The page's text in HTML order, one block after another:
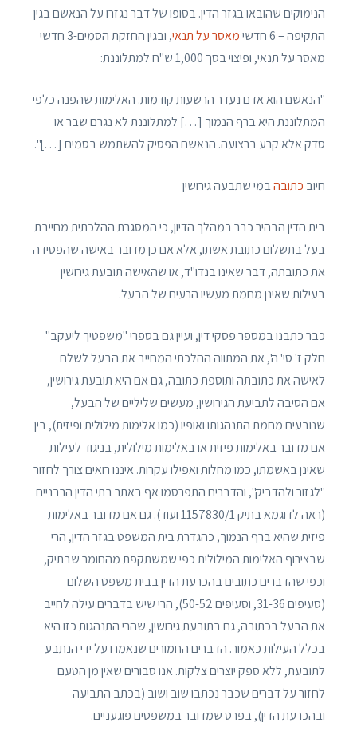
הנימוקים שהובאו בגזר הדין. בסופו של דבר נגזרו על הנאשם בגין
התקיפה – 6 חדשי
מאסר על תנאי
, ובגין החזקת הסמים-3 חדשי
מאסר על תנאי, ופיצוי בסך 1,000 ש"ח למתלוננת:
"הנאשם הוא אדם נעדר הרשעות קודמות. האלימות שהפנה כלפי
המתלוננת היא ברף הנמוך […] למתלוננת לא נגרם שבר או
סדק אלא קרע ברצועה. הנאשם הפסיק להשתמש בסמים […]".
חיוב כתובהבמי שתבעה גירושין
בית הדין הבהיר כבר במהלך הדיון, כי המסגרת ההלכתית מחייבת
בעל בתשלום כתובת אשתו, אלא אם כן מדובר באישה שהפסידה
את כתובתה, דבר שאינו בנדו"ד, או שהאישה תובעת גירושין
בעילות שאינן מחמת מעשיו הרעים של הבעל.
כבר כתבנו במספר פסקי דין, ועיין גם בספרי "משפטיך ליעקב"
חלק ז' סי' ה', את המתווה ההלכתי המחייב את הבעל לשלם
לאישה את כתובתה ותוספת כתובה, גם אם היא תובעת גירושין,
אם הסיבה לתביעת הגירושין, מעשים שליליים של הבעל,
שנובעים מחמת התנהגותו ואופיו (כמו אלימות מילולית ופיזית), בין
אם מדובר באלימות פיזית או באלימות מילולית, בניגוד לעילות
שאינן באשמתו, כמו מחלות ואפילו עקרות. איננו רואים צורך לחזור
"לגזור ולהדביק", והדברים התפרסמו אף באתר בתי הדין הרבניים
(ראה לדוגמא בתיק 1157830/1 ועוד). גם אם מדובר באלימות
פיזית שהיא ברף הנמוך, כהגדרת בית המשפט בגזר הדין, הרי
שבצירוף האלימות המילולית כפי שמשתקפת מהחומר שבתיק,
וכפי שהדברים כתובים בהכרעת הדין בבית משפט השלום
(סעיפים 31-36, וסעיפים 50-52), הרי שיש בדברים עילה לחייב
את הבעל בכתובה, גם בתובעת גירושין, שהרי התנהגות כזו היא
בכלל העילות כאמור. הדברים החמורים שנאמרו על ידי הנתבע
לתובעת, ללא ספק יוצרים צלקות. אנו סבורים שאין מן הטעם
לחזור על דברים שכבר נכתבו שוב ושוב (בכתב התביעה
ובהכרעת הדין), בפרט שמדובר במשפטים פוגעניים.